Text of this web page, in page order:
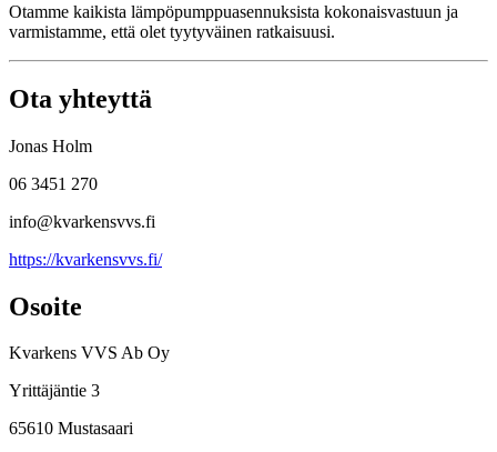
Otamme kaikista lämpöpumppuasennuksista kokonaisvastuun ja
varmistamme, että olet tyytyväinen ratkaisuusi.
Ota yhteyttä
Jonas Holm
06 3451 270
info@kvarkensvvs.fi
https://kvarkensvvs.fi/
Osoite
Kvarkens VVS Ab Oy
Yrittäjäntie 3
65610 Mustasaari